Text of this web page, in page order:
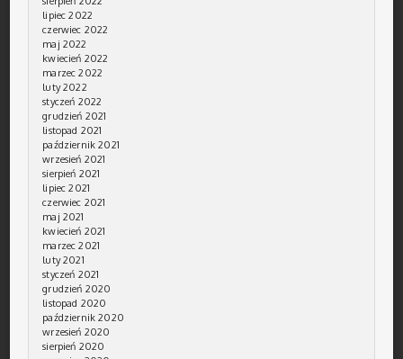
lipiec 2022
czerwiec 2022
maj 2022
kwiecień 2022
marzec 2022
luty 2022
styczeń 2022
grudzień 2021
listopad 2021
październik 2021
wrzesień 2021
sierpień 2021
lipiec 2021
czerwiec 2021
maj 2021
kwiecień 2021
marzec 2021
luty 2021
styczeń 2021
grudzień 2020
listopad 2020
październik 2020
wrzesień 2020
sierpień 2020